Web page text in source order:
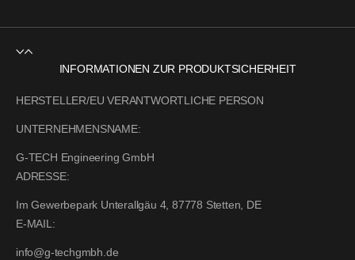
INFORMATIONEN ZUR PRODUKTSICHERHEIT
HERSTELLER/EU VERANTWORTLICHE PERSON
UNTERNEHMENSNAME:
G-TECH Engineering GmbH
ADRESSE:
Im Gewerbepark Unterallgäu 4, 87778 Stetten, DE
E-MAIL:
info@g-techgmbh.de